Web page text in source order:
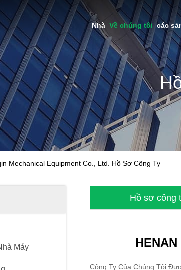
Nhà Về chúng tôi các
Mechanical Equipment Co., Ltd. Hồ Sơ Công Ty
Máy
Hồ sơ công
Công Ty Của Chúng Tôi